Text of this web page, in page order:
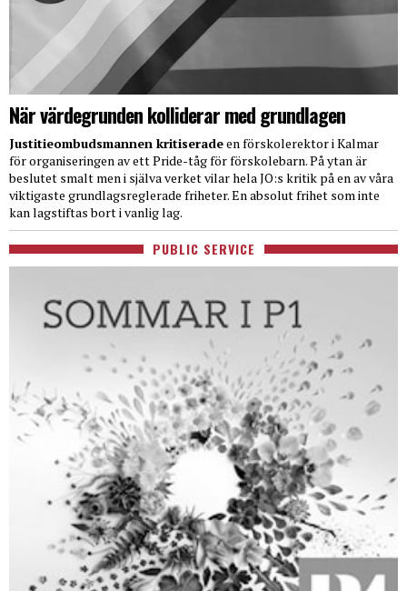
När värdegrunden kolliderar med grundlagen
Justitieombudsmannen kritiseradeen förskolerektor i Kalmar
för organiseringen av ett Pride-tåg för förskolebarn. På ytan är
beslutet smalt men i själva verket vilar hela JO:s kritik på en av våra
viktigaste grundlagsreglerade friheter. En absolut frihet som inte
kan lagstiftas bort i vanlig lag.
PUBLIC SERVICE